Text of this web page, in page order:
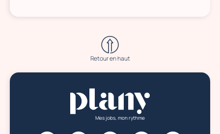
Retour en haut
Mes jobs, mon rythme